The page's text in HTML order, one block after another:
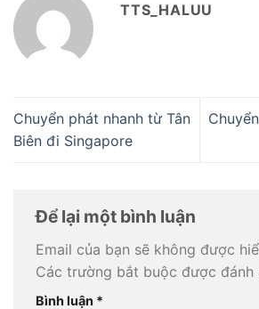
TTS_HALUU
Chuyển phát nhanh từ Tân
Biên đi Singapore
Để lại một bình luận
Email của bạn sẽ không được
Các trường bắt buộc được đánh
Bình luận *